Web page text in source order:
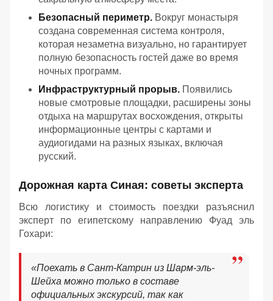
Безопасный периметр. Вокруг монастыря
создана современная система контроля,
которая незаметна визуально, но гарантирует
полную безопасность гостей даже во время
ночных программ.
Инфраструктурный прорыв. Появились
новые смотровые площадки, расширены зоны
отдыха на маршрутах восхождения, открыты
информационные центры с картами и
аудиогидами на разных языках, включая
русский.
Дорожная карта Синая: советы эксперта
Всю логистику и стоимость поездки разъяснил
эксперт по египетскому направлению Фуад эль
Гохари:
«Поехать в Сант-Катрин из Шарм-эль-
Шейха можно только в составе
официальных экскурсий, так как